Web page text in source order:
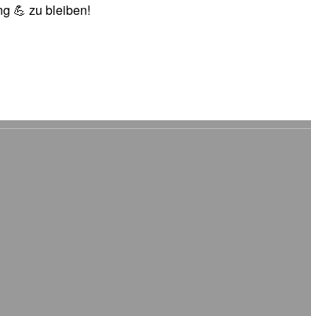
💪 zu bleiben!